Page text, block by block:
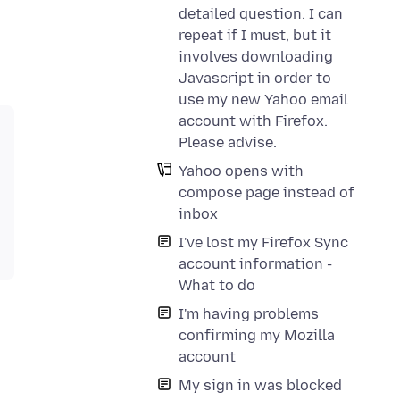
detailed question. I can
repeat if I must, but it
involves downloading
Javascript in order to
use my new Yahoo email
account with Firefox.
Please advise.
Yahoo opens with
compose page instead of
inbox
I've lost my Firefox Sync
account information -
What to do
I'm having problems
confirming my Mozilla
account
My sign in was blocked